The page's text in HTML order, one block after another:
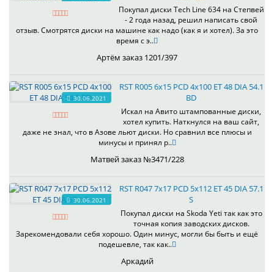
Покупал диски Tech Line 634 на Степвей
- 2 года назад, решил написать свой
отзыв. Смотрятся диски на машине как надо (как я и хотел). За это
время с э..
Артём заказ 1201/397
30.06.2021
RST R005 6x15 PCD 4x100 ET 48 DIA 54.1
BD
Искал на Авито штампованные диски,
хотел купить. Наткнулся на ваш сайт,
даже не знал, что в Азове льют диски. Но сравнил все плюсы и
минусы и принял р..
Матвей заказ №3471/228
30.06.2021
RST R047 7x17 PCD 5x112 ET 45 DIA 57.1
S
Покупал диски на Skoda Yeti так как это
точная копия заводских дисков.
Зарекомендовали себя хорошо. Один минус, могли бы быть и ещё
подешевле, так как..
Аркадий